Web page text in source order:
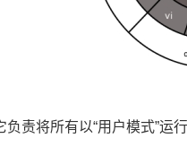
责将所有以“用户模式”